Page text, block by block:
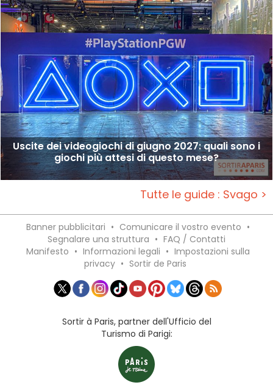
Uscite dei videogiochi di giugno 2027: quali sono i
giochi più attesi di questo mese?
Tutte le guide : Svago >
Banner pubblicitari • Comunicare il vostro evento •
Segnalare una struttura • FAQ / Contatti
Manifesto • Informazioni legali • Impostazioni sulla
privacy • Sortir de Paris
Sortir à Paris, partner dell'Ufficio del
Turismo di Parigi: